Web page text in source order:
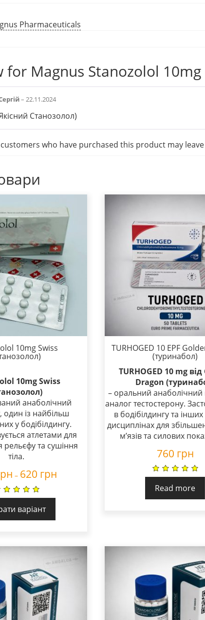
Pharmaceuticals
for Magnus Stanozolol 10mg
– 22.11.2024
Станозолол)
who have purchased this product may leave
10mg Swiss
10mg Swiss
анаболічний
один із найбільш
у бодібілдингу.
атлетами для
та сушіння
тіла.
– 620 грн
варіант
TURHOGED 10 EPF
(туринабол)
TURHOGED 10 mg
Dragon
– оральний анаболічний
аналог тестостерону.
в бодібілдингу та
дисциплінах для
м’язів та силових
760 грн
Read more